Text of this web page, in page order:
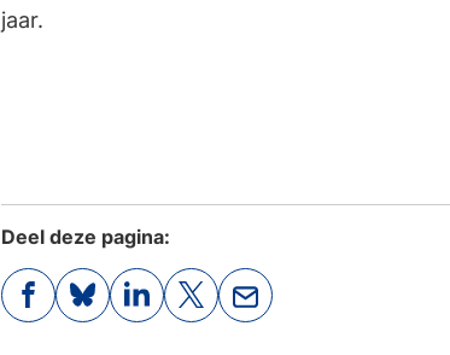
jaar.
Deel deze pagina:
(Verwijst(Verwijst(Verwijst(Verwijst(Verwijst